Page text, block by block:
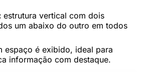
estrutura vertical com dois
um abaixo do outro em todos
espaço é exibido, ideal para
informação com destaque.